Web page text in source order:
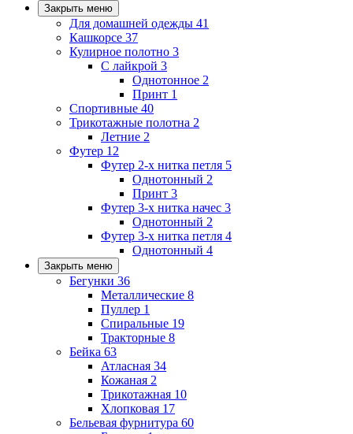
Закрыть меню
Для домашней одежды 41
Кашкорсе 37
Кулирное полотно 3
С лайкрой 3
Однотонное 2
Принт 1
Спортивные 40
Трикотажные полотна 2
Летние 2
Футер 12
Футер 2-х нитка петля 5
Однотонный 2
Принт 3
Футер 3-х нитка начес 3
Однотонный 2
Футер 3-х нитка петля 4
Однотонный 4
Закрыть меню
Бегунки 36
Металлические 8
Пуллер 1
Спиральные 19
Тракторные 8
Бейка 63
Атласная 34
Кожаная 2
Трикотажная 10
Хлопковая 17
Бельевая фурнитура 60